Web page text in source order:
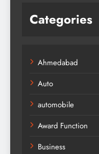
Categories
Ahmedabad
Auto
automobile
Award Function
Business